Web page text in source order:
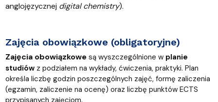
anglojęzycznej digital chemistry).
Zajęcia obowiązkowe (obligatoryjne)
Zajęcia obowiązkowesą wyszczególnione w planie
studiówz podziałem na wykłady, ćwiczenia, praktyki. Plan
określa liczbę godzin poszczególnych zajęć, formę zaliczenia
(egzamin, zaliczenie na ocenę) oraz liczbę punktów ECTS
przypisanych zajęciom.